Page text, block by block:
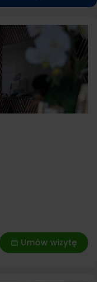
Umów wizytę